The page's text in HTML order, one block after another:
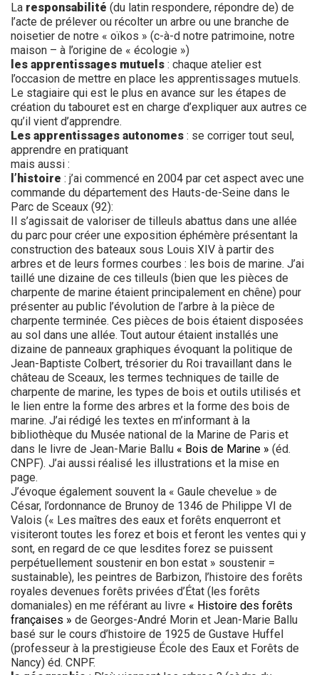
La responsabilité (du latin respondere, répondre de) de
l’acte de prélever ou récolter un arbre ou une branche de
noisetier de notre « oïkos » (c-à-d notre patrimoine, notre
maison – à l’origine de « écologie »)
les apprentissages mutuels : chaque atelier est
l’occasion de mettre en place les apprentissages mutuels.
Le stagiaire qui est le plus en avance sur les étapes de
création du tabouret est en charge d’expliquer aux autres ce
qu’il vient d’apprendre.
Les apprentissages autonomes : se corriger tout seul,
apprendre en pratiquant
mais aussi :
l’histoire : j’ai commencé en 2004 par cet aspect avec une
commande du département des Hauts-de-Seine dans le
Parc de Sceaux (92):
Il s’agissait de valoriser de tilleuls abattus dans une allée
du parc pour créer une exposition éphémère présentant la
construction des bateaux sous Louis XIV à partir des
arbres et de leurs formes courbes : les bois de marine. J’ai
taillé une dizaine de ces tilleuls (bien que les pièces de
charpente de marine étaient principalement en chêne) pour
présenter au public l’évolution de l’arbre à la pièce de
charpente terminée. Ces pièces de bois étaient disposées
au sol dans une allée. Tout autour étaient installés une
dizaine de panneaux graphiques évoquant la politique de
Jean-Baptiste Colbert, trésorier du Roi travaillant dans le
château de Sceaux, les termes techniques de taille de
charpente de marine, les types de bois et outils utilisés et
le lien entre la forme des arbres et la forme des bois de
marine. J’ai rédigé les textes en m’informant à la
bibliothèque du Musée national de la Marine de Paris et
dans le livre de Jean-Marie Ballu « Bois de Marine » (éd.
CNPF). J’ai aussi réalisé les illustrations et la mise en
page.
J’évoque également souvent la « Gaule chevelue » de
César, l’ordonnance de Brunoy de 1346 de Philippe VI de
Valois (« Les maîtres des eaux et forêts enquerront et
visiteront toutes les forez et bois et feront les ventes qui y
sont, en regard de ce que lesdites forez se puissent
perpétuellement soustenir en bon estat » soustenir =
sustainable), les peintres de Barbizon, l’histoire des forêts
royales devenues forêts privées d’État (les forêts
domaniales) en me référant au livre « Histoire des forêts
françaises » de Georges-André Morin et Jean-Marie Ballu
basé sur le cours d’histoire de 1925 de Gustave Huffel
(professeur à la prestigieuse École des Eaux et Forêts de
Nancy) éd. CNPF.